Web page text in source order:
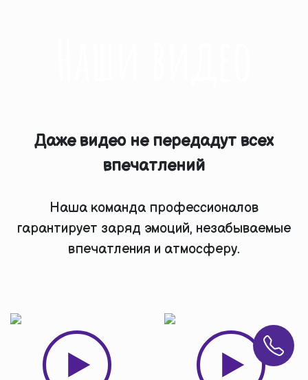
Даже видео не передадут всех
впечатлений
Наша команда профессионалов
гарантирует заряд эмоций, незабываемые
впечатления и атмосферу.